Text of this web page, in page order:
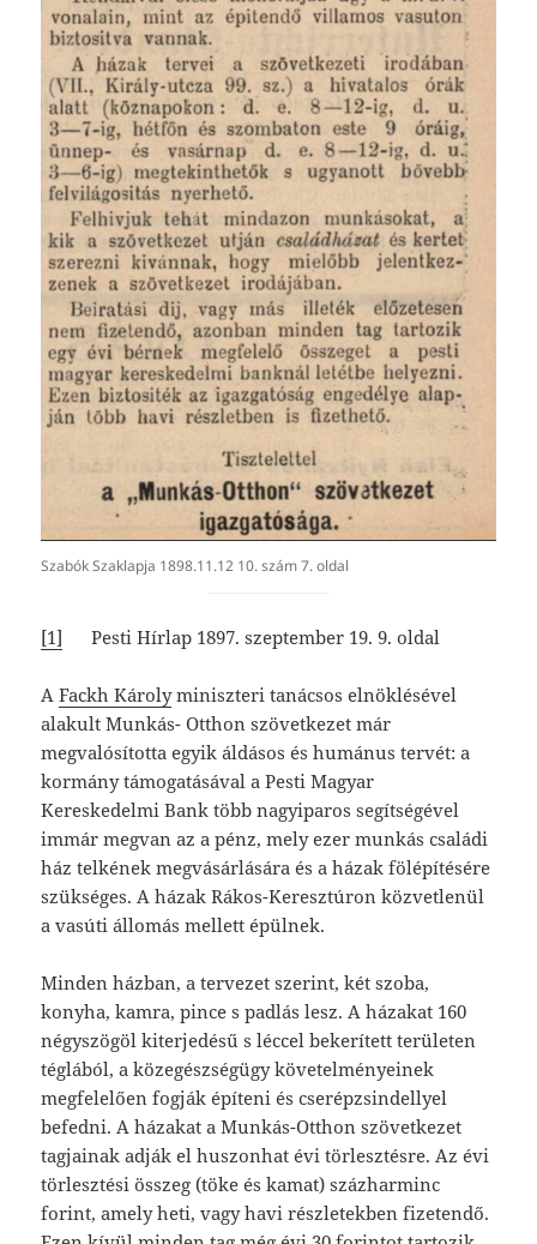
Szabók Szaklapja 1898.11.12 10. szám 7. oldal
[1] Pesti Hírlap 1897. szeptember 19. 9. oldal
AFackh Károlyminiszteri tanácsos elnöklésével
alakult Munkás- Otthon szövetkezet már
megvalósította egyik áldásos és humánus tervét: a
kormány támogatásával a Pesti Magyar
Kereskedelmi Bank több nagyiparos segítségével
immár megvan az a pénz, mely ezer munkás családi
ház telkének megvásárlására és a házak fölépítésére
szükséges. A házak Rákos-Keresztúron közvetlenül
a vasúti állomás mellett épülnek.
Minden házban, a tervezet szerint, két szoba,
konyha, kamra, pince s padlás lesz. A házakat 160
négyszögöl kiterjedésű s léccel bekerített területen
téglából, a közegészségügy követelményeinek
megfelelően fogják építeni és cserépzsindellyel
befedni. A házakat a Munkás-Otthon szövetkezet
tagjainak adják el huszonhat évi törlesztésre. Az évi
törlesztési összeg (töke és kamat) százharminc
forint, amely heti, vagy havi részletekben fizetendő.